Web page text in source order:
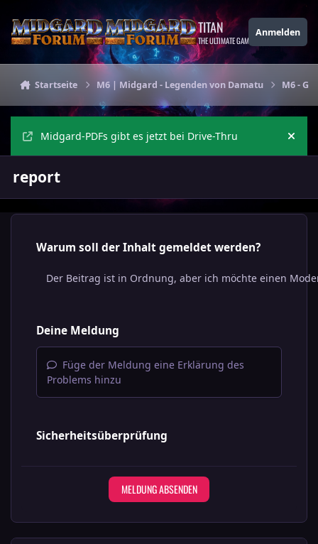
TITAN
THE ULTIMATE GAMING THEME
Anmelden
Startseite M6 | Midgard - Legenden von Damatu M6 -
Midgard-PDFs gibt es jetzt bei Drive-Thru
report
Warum soll der Inhalt gemeldet werden?
Deine Meldung
Füge der Meldung eine Erklärung des
Problems hinzu
Sicherheitsüberprüfung
MELDUNG ABSENDEN